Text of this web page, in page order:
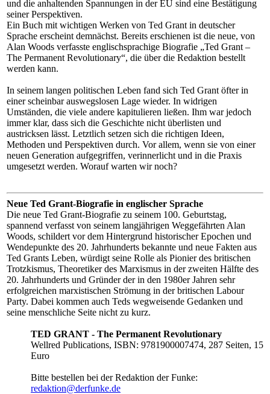
und die anhaltenden Spannungen in der EU sind eine Bestätigung
seiner Perspektiven.
Ein Buch mit wichtigen Werken von Ted Grant in deutscher
Sprache erscheint demnächst. Bereits erschienen ist die neue, von
Alan Woods verfasste englischsprachige Biografie „Ted Grant –
The Permanent Revolutionary“, die über die Redaktion bestellt
werden kann.
In seinem langen politischen Leben fand sich Ted Grant öfter in
einer scheinbar auswegslosen Lage wieder. In widrigen
Umständen, die viele andere kapitulieren ließen. Ihm war jedoch
immer klar, dass sich die Geschichte nicht überlisten und
austricksen lässt. Letztlich setzen sich die richtigen Ideen,
Methoden und Perspektiven durch. Vor allem, wenn sie von einer
neuen Generation aufgegriffen, verinnerlicht und in die Praxis
umgesetzt werden. Worauf warten wir noch?
Neue Ted Grant-Biografie in englischer Sprache
Die neue Ted Grant-Biografie zu seinem 100. Geburtstag,
spannend verfasst von seinem langjährigen Weggefährten Alan
Woods, schildert vor dem Hintergrund historischer Epochen und
Wendepunkte des 20. Jahrhunderts bekannte und neue Fakten aus
Ted Grants Leben, würdigt seine Rolle als Pionier des britischen
Trotzkismus, Theoretiker des Marxismus in der zweiten Hälfte des
20. Jahrhunderts und Gründer der in den 1980er Jahren sehr
erfolgreichen marxistischen Strömung in der britischen Labour
Party. Dabei kommen auch Teds wegweisende Gedanken und
seine menschliche Seite nicht zu kurz.
TED GRANT - The Permanent Revolutionary
Wellred Publications, ISBN: 9781900007474, 287 Seiten, 15
Euro
Bitte bestellen bei der Redaktion der Funke:
redaktion@derfunke.de